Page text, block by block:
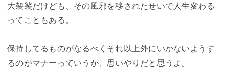
大袈裟だけども、その風邪を移されたせいで人生変わる
ってこともある。
保持してるものがなるべくそれ以上外にいかないようす
るのがマナーっていうか、思いやりだと思うよ。